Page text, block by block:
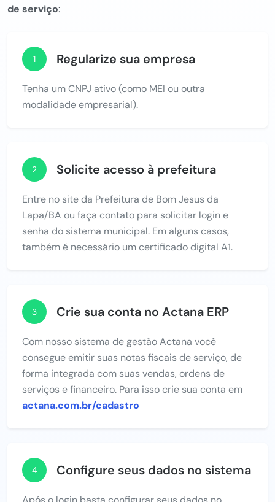
de serviço:
1 Regularize sua empresa
Tenha um CNPJ ativo (como MEI ou outra
modalidade empresarial).
2 Solicite acesso à prefeitura
Entre no site da Prefeitura de Bom Jesus da
Lapa/BA ou faça contato para solicitar login e
senha do sistema municipal. Em alguns casos,
também é necessário um certificado digital A1.
3 Crie sua conta no Actana ERP
Com nosso sistema de gestão Actana você
consegue emitir suas notas fiscais de serviço, de
forma integrada com suas vendas, ordens de
serviços e financeiro. Para isso crie sua conta em
actana.com.br/cadastro
4 Configure seus dados no sistema